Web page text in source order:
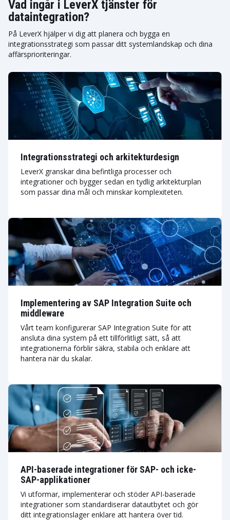
Vad ingår i LeverX tjänster för
dataintegration?
På LeverX hjälper vi dig att planera och bygga en
integrationsstrategi som passar ditt systemlandskap och dina
affärsprioriteringar.
Integrationsstrategi och arkitekturdesign
LeverX granskar dina befintliga processer och
integrationer och bygger sedan en tydlig arkitekturplan
som passar dina mål och minskar komplexiteten.
Implementering av SAP Integration Suite och
middleware
Vårt team konfigurerar SAP Integration Suite för att
ansluta dina system på ett tillförlitligt sätt, så att
integrationerna förblir säkra, stabila och enklare att
hantera när du skalar.
API-baserade integrationer för SAP- och icke-
SAP-applikationer
Vi utformar, implementerar och stöder API-baserade
integrationer som standardiserar datautbytet och gör
ditt integrationslager enklare att hantera över tid.